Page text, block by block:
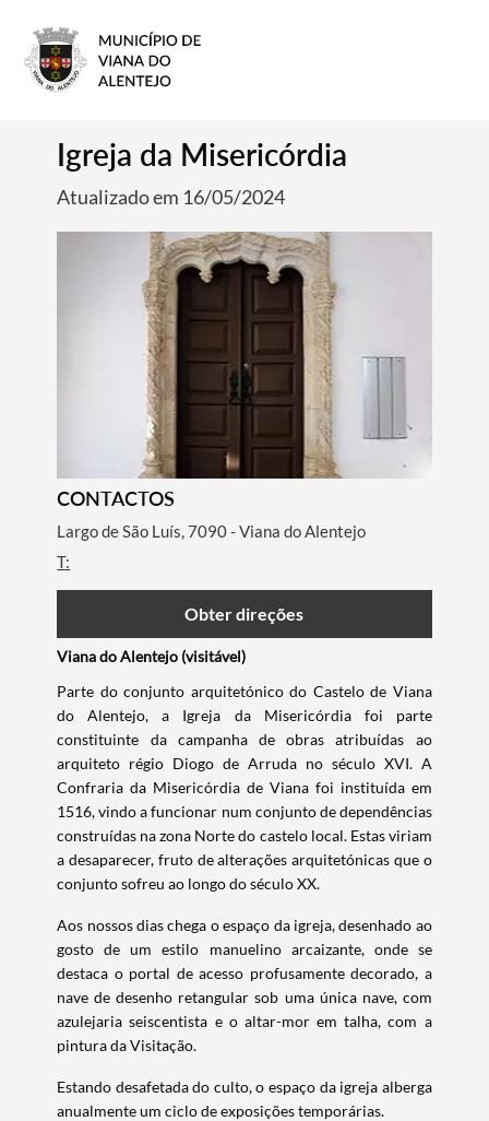
Termo de Pesquisa
Categorias gerais
Igreja da Misericórdia
Atualizado em 16/05/2024
CONTACTOS
Largo de São Luís, 7090 - Viana do Alentejo
T:
Obter direções
Viana do Alentejo (visitável)
Parte do conjunto arquitetónico do Castelo de Viana
do Alentejo, a Igreja da Misericórdia foi parte
constituinte da campanha de obras atribuídas ao
arquiteto régio Diogo de Arruda no século XVI. A
Confraria da Misericórdia de Viana foi instituída em
1516, vindo a funcionar num conjunto de dependências
construídas na zona Norte do castelo local. Estas viriam
a desaparecer, fruto de alterações arquitetónicas que o
conjunto sofreu ao longo do século XX.
Aos nossos dias chega o espaço da igreja, desenhado ao
gosto de um estilo manuelino arcaizante, onde se
destaca o portal de acesso profusamente decorado, a
nave de desenho retangular sob uma única nave, com
azulejaria seiscentista e o altar-mor em talha, com a
pintura da Visitação.
Estando desafetada do culto, o espaço da igreja alberga
anualmente um ciclo de exposições temporárias.